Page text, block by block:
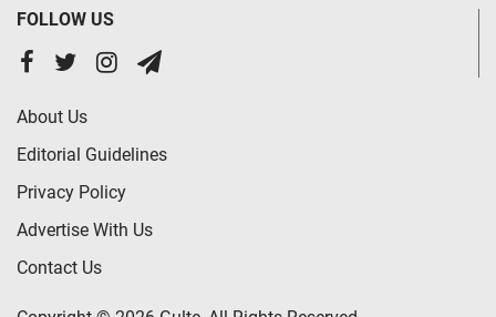
FOLLOW US
About Us
Editorial Guidelines
Privacy Policy
Advertise With Us
Contact Us